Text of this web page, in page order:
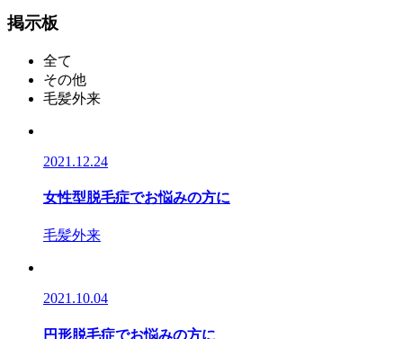
掲示板
全て
その他
毛髪外来
2021.12.24
女性型脱毛症でお悩みの方に
毛髪外来
2021.10.04
円形脱毛症でお悩みの方に